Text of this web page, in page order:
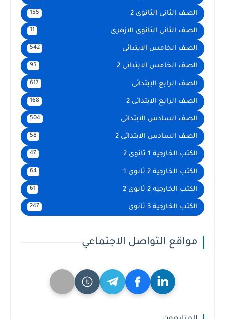
الصف الثانى الثانوى 2 155
الصف الثانى الثانوى الازهرى 11
الصف الخامس الابتدائى 542
الصف الخامس الابتدائى 2 95
الصف الرابع الإبتدائى 617
الصف الرابع الابتدائى 2 168
الصف السادس الابتدائى 504
الصف السادس الابتدائى 2 58
الكتب الخارجية 1 ثانوى 2 47
الكتب الخارجية 2 ثانوى 1 64
الكتب الخارجية 2 ثانوى 2 61
الكتب الخارجية 3 ثانوى 247
مواقع التواصل الاجتماعي